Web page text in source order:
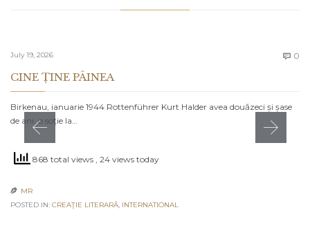
July 19, 2026  0
CINE ȚINE PÂINEA
Birkenau, ianuarie 1944 Rottenführer Kurt Halder avea douăzeci și șase
de ani, o soție la…
868 total views , 24 views today
 MR
POSTED IN: CREAŢIE LITERARĂ, INTERNATIONAL